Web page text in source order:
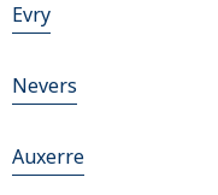
Evry
Nevers
Auxerre